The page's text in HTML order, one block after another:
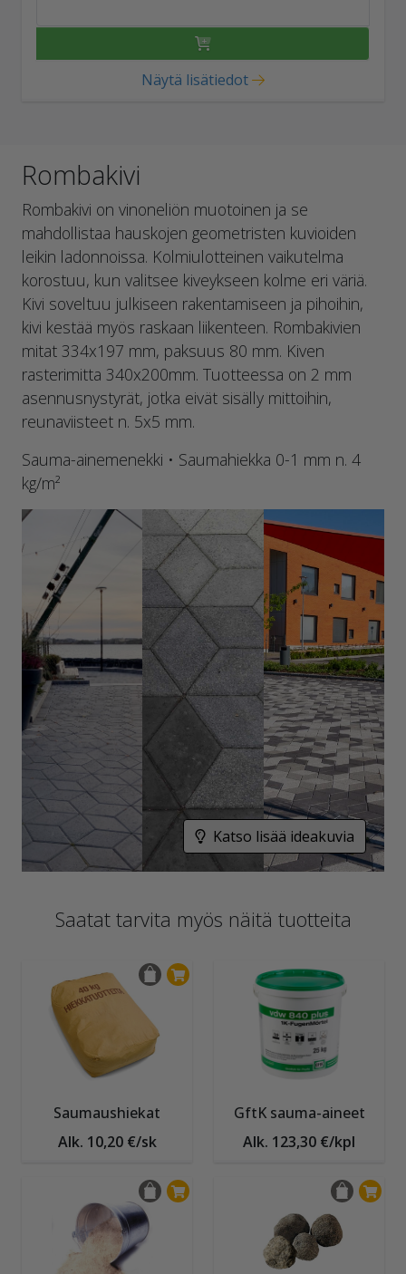
Näytä lisätiedot
Rombakivi
Rombakivi on vinoneliön muotoinen ja se
mahdollistaa hauskojen geometristen kuvioiden
leikin ladonnoissa. Kolmiulotteinen vaikutelma
korostuu, kun valitsee kiveykseen kolme eri väriä.
Kivi soveltuu julkiseen rakentamiseen ja pihoihin,
kivi kestää myös raskaan liikenteen. Rombakivien
mitat 334x197 mm, paksuus 80 mm. Kiven
rasterimitta 340x200mm. Tuotteessa on 2 mm
asennusnystyrät, jotka eivät sisälly mittoihin,
reunaviisteet n. 5x5 mm.
Sauma-ainemenekki • Saumahiekka 0-1 mm n. 4
kg/m²
Katso lisää ideakuvia
Saatat tarvita myös näitä tuotteita
Saumaushiekat
Alk. 10,20 €/sk
GftK sauma-aineet
Alk. 123,30 €/kpl